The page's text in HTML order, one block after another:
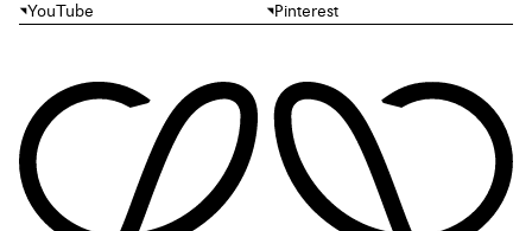
YouTube
Pinterest